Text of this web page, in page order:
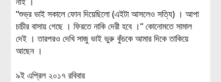
“শুভ্র ভাই সকালে ফোন দিয়েছিলো (এইটা আসলেও সত্যি) । আপা
চাচীর বাসায় গেছে । ফিরতে নাকি দেরী হবে ।“ কোনোমতে সামাল
দেই । তারপরও দেখি সাজু ভাই ভুরু কুঁচকে আমার দিকে তাকিয়ে
আছেন ।
৯ই এপ্রিল ২০১৭ রবিবার